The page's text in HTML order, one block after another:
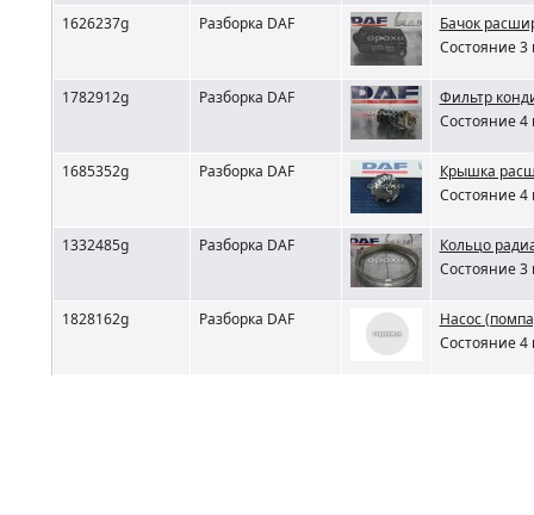
1626237g Разборка DAF
Бачок
Состояние 3
1782912g Разборка DAF
Фильтр
Состояние 4
1685352g Разборка DAF
Крышка
Состояние 4
1332485g Разборка DAF
Кольцо
Состояние 3
1828162g Разборка DAF
Насос
Состояние 4